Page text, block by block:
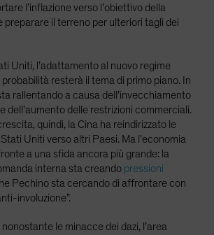
l’inflazione verso l’obiettivo della
preparare il terreno per ulteriori tagli dei
Uniti, l’adattamento al nuovo regime
resterà il tema di primo piano. In
rallentando a causa dell’invecchiamento
dell’aumento delle restrizioni commerciali.
quindi, la Cina ha reindirizzato le
Uniti verso altri Paesi. Ma l’economia
a una sfida ancora più grande: la
interna sta creando pressioni
Pechino sta cercando di affrontare con
involuzione”.
nonostante le minacce dei dazi, l’area